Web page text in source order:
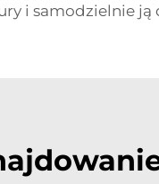
i samodzielnie